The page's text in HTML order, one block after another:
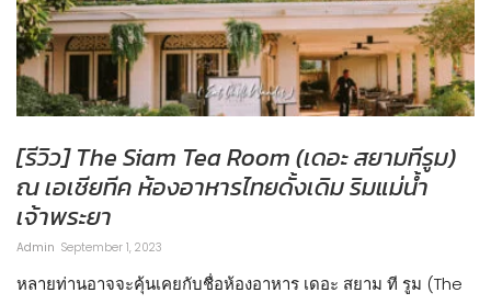
[รีวิว] The Siam Tea Room (เดอะ สยามทีรูม)
ณ เอเชียทีค ห้องอาหารไทยดั้งเดิม ริมแม่น้ำ
เจ้าพระยา
Admin September 1, 2023
หลายท่านอาจจะคุ้นเคยกับชื่อห้องอาหาร เดอะ สยาม ที รูม (The